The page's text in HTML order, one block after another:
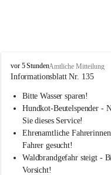
B
u
h
a
vor 5 StundenAmtliche Mitteilung
Informationsblatt Nr. 135
Bitte Wasser sparen!
Hundkot-Beutelspender -
Sie dieses Service!
Ehrenamtliche
Fahrer gesucht!
Waldbrandgefahr steigt -
Vorsicht!